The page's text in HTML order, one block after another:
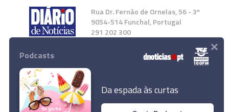
Rua Dr. Fernão de Ornelas, 56 - 3º
9054-514 Funchal, Portugal
291 202 300
Instale a nossa App
Podcasts
Da espada às curtas
×